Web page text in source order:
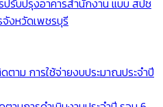
รับปรุงอาคารสำนักงาน แบบ สปช
งหวัดเพชรบุรี
ตาม การใช้จ่ายงบประมาณประจำปี